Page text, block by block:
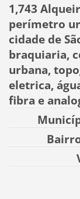
1,743
perímetro
cidade de
braquiaria,
urbana,
eletrica,
fibra e